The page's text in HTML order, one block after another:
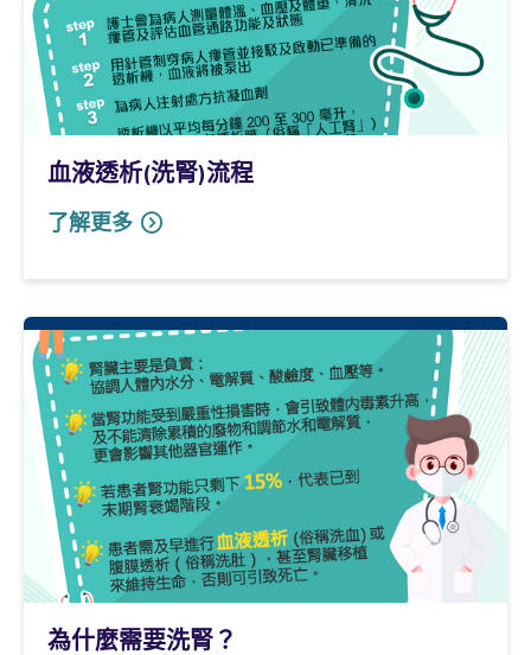
血液透析(洗腎)流程
了解更多
為什麼需要洗腎？